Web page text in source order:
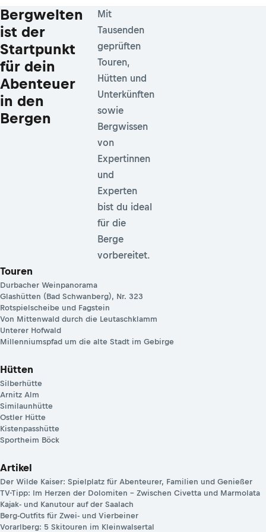
Bergwelten
ist der
Startpunkt
für dein
Abenteuer
in den
Bergen
Mit
Tausenden
geprüften
Touren,
Hütten und
Unterkünften
sowie
Bergwissen
von
Expertinnen
und
Experten
bist du ideal
für die
Berge
vorbereitet.
Touren
Durbacher Weinpanorama
Glashütten (Bad Schwanberg), Nr. 323
Rotspielscheibe und Fagstein
Von Mittenwald durch die Leutaschklamm
Unterer Hofwald
Millenniumspfad um die alte Stadt im Gebirge
Hütten
Silberhütte
Arnitz Alm
Similaunhütte
Ostler Hütte
Kistenpasshütte
Sportheim Böck
Artikel
Der Wilde Kaiser: Spielplatz für Abenteurer, Familien und Genießer
TV-Tipp: Im Herzen der Dolomiten – Zwischen Civetta und Marmolata
Kajak- und Kanutour auf der Saalach
Berg-Outfits für Zwei- und Vierbeiner
Vorarlberg: 5 Skitouren im Kleinwalsertal